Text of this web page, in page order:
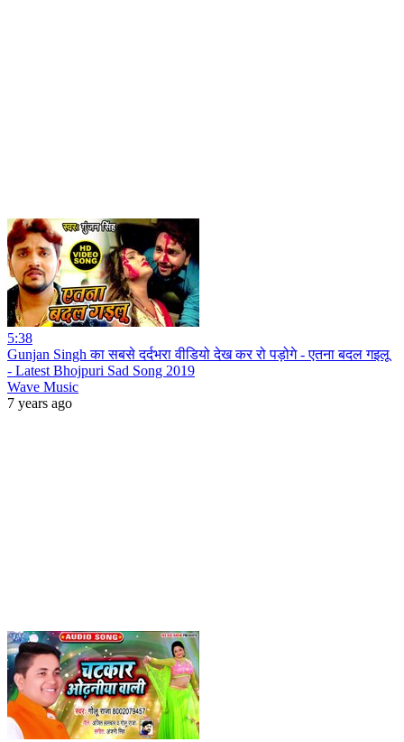
5:38
Gunjan Singh का सबसे दर्दभरा वीडियो देख कर रो पड़ोगे - एतना बदल गइलू
- Latest Bhojpuri Sad Song 2019
Wave Music
7 years ago